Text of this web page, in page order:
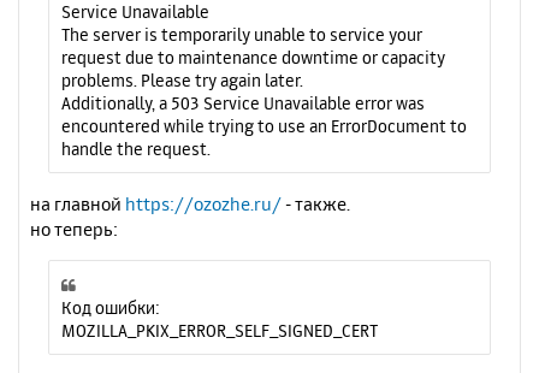
Service Unavailable
The server is temporarily unable to service your
request due to maintenance downtime or capacity
problems. Please try again later.
Additionally, a 503 Service Unavailable error was
encountered while trying to use an ErrorDocument to
handle the request.
на главной https://ozozhe.ru/- также.
но теперь:
Код ошибки:
MOZILLA_PKIX_ERROR_SELF_SIGNED_CERT